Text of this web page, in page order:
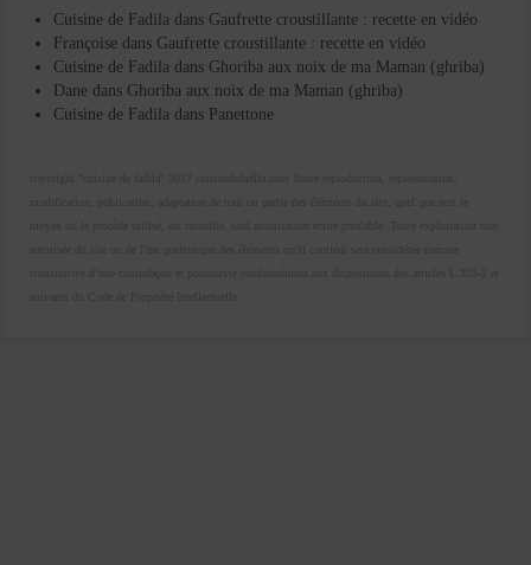
Cuisine de Fadila dans Gaufrette croustillante : recette en vidéo
Françoise dans Gaufrette croustillante : recette en vidéo
Cuisine de Fadila dans Ghoriba aux noix de ma Maman (ghriba)
Dane dans Ghoriba aux noix de ma Maman (ghriba)
Cuisine de Fadila dans Panettone